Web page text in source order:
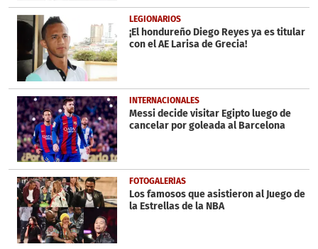
LEGIONARIOS
¡El hondureño Diego Reyes ya es titular
con el AE Larisa de Grecia!
INTERNACIONALES
Messi decide visitar Egipto luego de
cancelar por goleada al Barcelona
FOTOGALERÍAS
Los famosos que asistieron al Juego de
la Estrellas de la NBA